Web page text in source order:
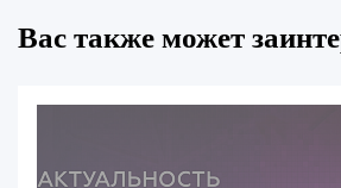
Вас также может